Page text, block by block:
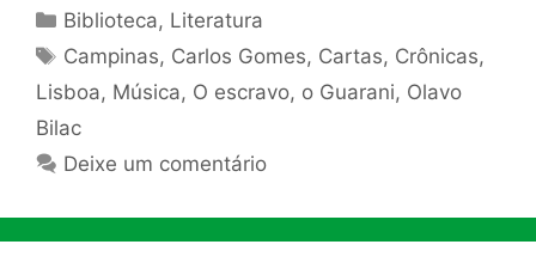
Categorias
Biblioteca, Literatura
Tags
Campinas, Carlos Gomes, Cartas, Crônicas,
Lisboa, Música, O escravo, o Guarani, Olavo
Bilac
Deixe um comentário